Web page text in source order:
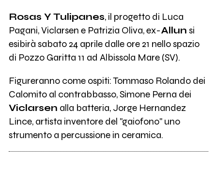
Rosas Y Tulipanes, il progetto di Luca
Pagani, Viclarsen e Patrizia Oliva, ex-Allun si
esibirà sabato 24 aprile dalle ore 21 nello spazio
di Pozzo Garitta 11 ad Albissola Mare (SV).
Figureranno come ospiti: Tommaso Rolando dei
Calomito al contrabbasso, Simone Perna dei
Viclarsen alla batteria, Jorge Hernandez
Lince, artista inventore del "gaiofono" uno
strumento a percussione in ceramica.